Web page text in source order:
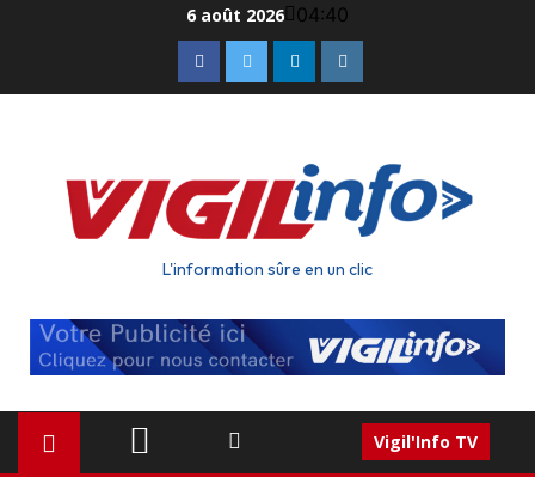
6 août 2026 04:40
L'information sûre en un clic
Vigil'Info TV